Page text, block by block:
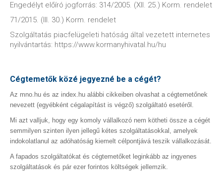
Engedélyt előíró jogforrás: 314/2005. (XII. 25.) Korm. rendelet
71/2015. (III. 30.) Korm. rendelet
Szolgáltatás piacfelügeleti hatóság által vezetett internetes
nyilvántartás: https://www.kormanyhivatal.hu/hu
Cégtemetők közé jegyezné be a cégét?
Az mno.hu és az index.hu alábbi cikkeiben olvashat a cégtemetőnek
nevezett (egyébként cégalapítást is végző) szolgáltató esetéről.
Mi azt valljuk, hogy egy komoly vállalkozó nem kötheti össze a cégét
semmilyen szinten ilyen jellegű kétes szolgáltatásokkal, amelyek
indokolatlanul az adóhatóság kiemelt célpontjává teszik vállalkozását.
A fapados szolgáltatókat és cégtemetőket leginkább az ingyenes
szolgáltatások és pár ezer forintos költségek jellemzik.